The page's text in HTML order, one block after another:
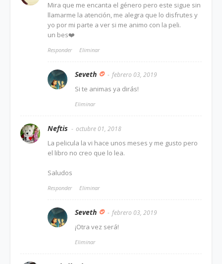
Mira que me encanta el género pero este sigue sin
llamarme la atención, me alegra que lo disfrutes y
yo por mi parte a ver si me animo con la peli.
un bes❤️
Responder Eliminar
Seveth febrero 03, 2019
Si te animas ya dirás!
Eliminar
Neftis octubre 01, 2018
La pelicula la vi hace unos meses y me gusto pero
el libro no creo que lo lea.
Saludos
Responder Eliminar
Seveth febrero 03, 2019
¡Otra vez será!
Eliminar